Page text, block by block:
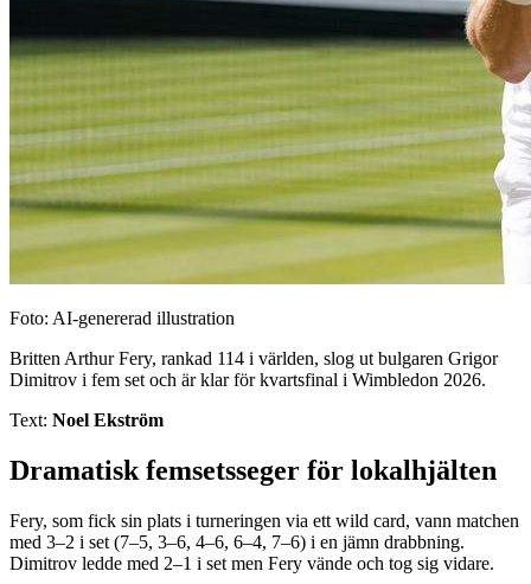
Foto: AI-genererad illustration
Britten Arthur Fery, rankad 114 i världen, slog ut bulgaren Grigor
Dimitrov i fem set och är klar för kvartsfinal i Wimbledon 2026.
Text: Noel Ekström
Dramatisk femsetsseger för lokalhjälten
Fery, som fick sin plats i turneringen via ett wild card, vann matchen
med 3–2 i set (7–5, 3–6, 4–6, 6–4, 7–6) i en jämn drabbning.
Dimitrov ledde med 2–1 i set men Fery vände och tog sig vidare.